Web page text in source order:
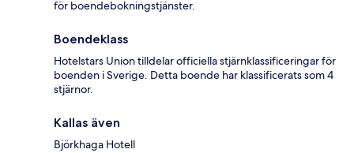
för boendebokningstjänster.
Boendeklass
Hotelstars Union tilldelar officiella stjärnklassificeringar för
boenden i Sverige. Detta boende har klassificerats som 4
stjärnor.
Kallas även
Björkhaga Hotell